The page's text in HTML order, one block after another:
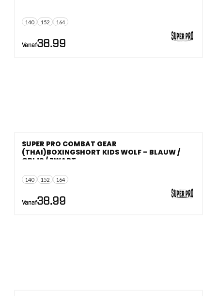
140 152 164
Vanaf38.99
140 152 164
SUPER PRO COMBAT GEAR
(THAI)BOXINGSHORT KIDS WOLF – BLAUW /
GRIJS / ZWART
Vanaf38.99